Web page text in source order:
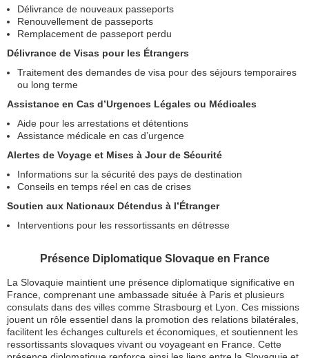
Délivrance de nouveaux passeports
Renouvellement de passeports
Remplacement de passeport perdu
Délivrance de Visas pour les Étrangers
Traitement des demandes de visa pour des séjours temporaires
ou long terme
Assistance en Cas d’Urgences Légales ou Médicales
Aide pour les arrestations et détentions
Assistance médicale en cas d’urgence
Alertes de Voyage et Mises à Jour de Sécurité
Informations sur la sécurité des pays de destination
Conseils en temps réel en cas de crises
Soutien aux Nationaux Détendus à l’Étranger
Interventions pour les ressortissants en détresse
Présence Diplomatique Slovaque en France
La Slovaquie maintient une présence diplomatique significative en
France, comprenant une ambassade située à Paris et plusieurs
consulats dans des villes comme Strasbourg et Lyon. Ces missions
jouent un rôle essentiel dans la promotion des relations bilatérales,
facilitent les échanges culturels et économiques, et soutiennent les
ressortissants slovaques vivant ou voyageant en France. Cette